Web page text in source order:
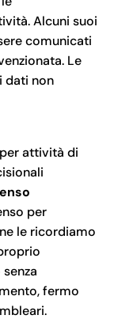
Alcuni suoi
comunicati
Le
dati non
attività di
per
le ricordiamo
fermo